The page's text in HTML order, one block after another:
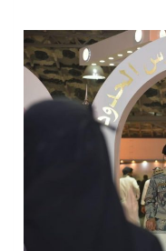
سراة عبيدة ضمن المراكز الأفضل إعلاميا في أجاويد عسير والثاني في مسار الثقافة والتراث
وزارة الحج والعمرة تعلن بدء وصول ضيوف الرحمن إلى المملكة لأداء فريضة الحج
لشهر رمضان